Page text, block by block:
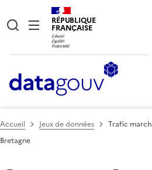
RÉPUBLIQUE
FRANÇAISE
Accueil Jeux de données
Trafic
Bretagne